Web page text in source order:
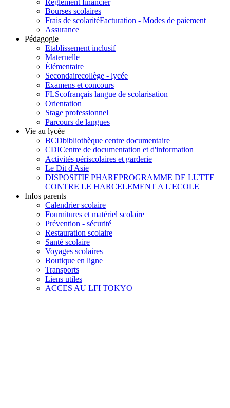
Règlement financier
Bourses scolaires
Frais de scolaritéFacturation - Modes de paiement
Assurance
Pédagogie
Etablissement inclusif
Maternelle
Élémentaire
Secondairecollège - lycée
Examens et concours
FLScofrançais langue de scolarisation
Orientation
Stage professionnel
Parcours de langues
Vie au lycée
BCDbibliothèque centre documentaire
CDICentre de documentation et d'information
Activités périscolaires et garderie
Le Dit d'Asie
DISPOSITIF PHAREPROGRAMME DE LUTTE
CONTRE LE HARCELEMENT A L'ECOLE
Infos parents
Calendrier scolaire
Fournitures et matériel scolaire
Prévention - sécurité
Restauration scolaire
Santé scolaire
Voyages scolaires
Boutique en ligne
Transports
Liens utiles
ACCES AU LFI TOKYO